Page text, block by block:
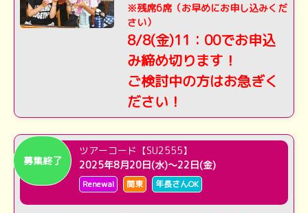
※残席6席（お早めにお申し込みくだ
さい）
8/8(金)11：00でお申込
み締め切ります！
ご検討中の方はお急ぎく
ださい！
募集終了
ツアーコード【SU2555】
2025年8月20日(水)～22日(金)
Renewal 関東 年長さんOK